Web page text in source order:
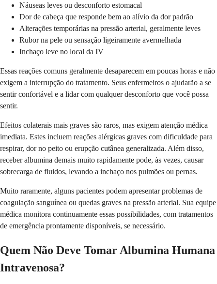
Náuseas leves ou desconforto estomacal
Dor de cabeça que responde bem ao alívio da dor padrão
Alterações temporárias na pressão arterial, geralmente leves
Rubor na pele ou sensação ligeiramente avermelhada
Inchaço leve no local da IV
Essas reações comuns geralmente desaparecem em poucas horas e não
exigem a interrupção do tratamento. Seus enfermeiros o ajudarão a se
sentir confortável e a lidar com qualquer desconforto que você possa
sentir.
Efeitos colaterais mais graves são raros, mas exigem atenção médica
imediata. Estes incluem reações alérgicas graves com dificuldade para
respirar, dor no peito ou erupção cutânea generalizada. Além disso,
receber albumina demais muito rapidamente pode, às vezes, causar
sobrecarga de fluidos, levando a inchaço nos pulmões ou pernas.
Muito raramente, alguns pacientes podem apresentar problemas de
coagulação sanguínea ou quedas graves na pressão arterial. Sua equipe
médica monitora continuamente essas possibilidades, com tratamentos
de emergência prontamente disponíveis, se necessário.
Quem Não Deve Tomar Albumina Humana
Intravenosa?